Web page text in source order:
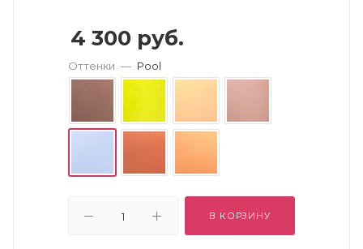
4 300 руб.
Оттенки — Pool
В КОРЗИНУ